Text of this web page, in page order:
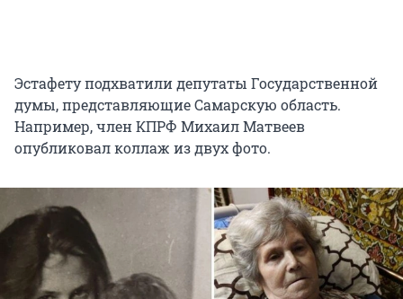
Эстафету подхватили депутаты Государственной
думы, представляющие Самарскую область.
Например, член КПРФ Михаил Матвеев
опубликовал коллаж из двух фото.